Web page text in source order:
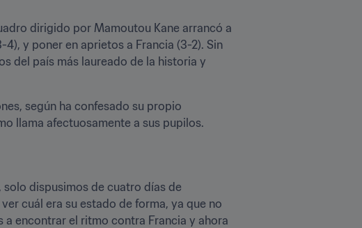
dirigido por Mamoutou Kane arrancó a
4), y poner en aprietos a Francia (3-2). Sin
del país más laureado de la historia y
según ha confesado su propio
llama afectuosamente a sus pupilos.
dispusimos de cuatro días de
cuál era su estado de forma, ya que no
encontrar el ritmo contra Francia y ahora